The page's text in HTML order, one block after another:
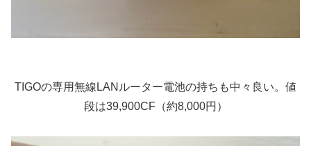
TIGOの専用無線LANルーター電池の持ちも中々良い。値
段は39,900CF（約8,000円）